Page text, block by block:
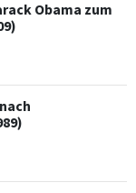
Obama zum